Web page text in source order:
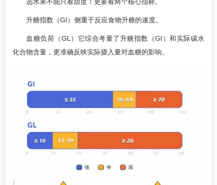
升糖指数（GI）侧重于反应食物升糖的速度。
血糖负荷（GL）它综合考量了升糖指数（GI）和实际碳水
化合物含量，更准确反映实际摄入量对血糖的影响。